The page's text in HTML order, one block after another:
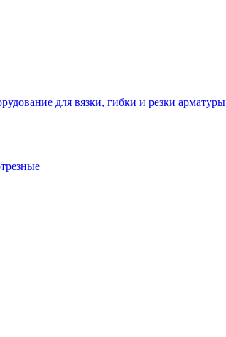
для вязки, гибки и резки арматуры